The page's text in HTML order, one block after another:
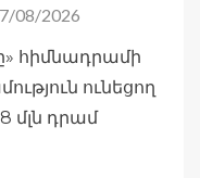
08/2026
հիմնադրամի
ունեցող
մլն դրամ